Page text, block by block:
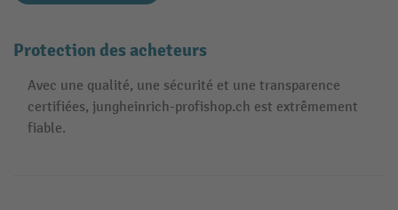
Protection des acheteurs
Avec une qualité, une sécurité et une transparence
certifiées, jungheinrich-profishop.ch est extrêmement
fiable.